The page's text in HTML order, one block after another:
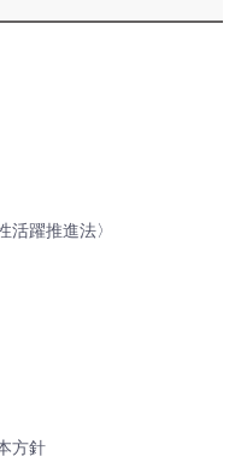
活躍推進法〉
方針